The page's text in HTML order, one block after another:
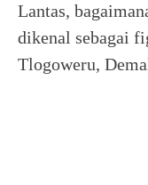
Lantas,
dikenal sebagai
Tlogoweru,